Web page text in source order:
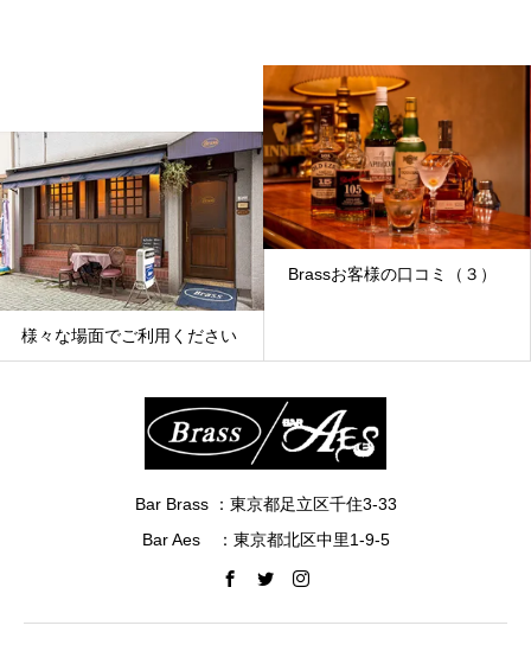
な場面でご利用ください
Brassお客様の口コミ（３）
Bar Brass ：東京都足立区千住3-33
Bar Aes ：東京都北区中里1-9-5